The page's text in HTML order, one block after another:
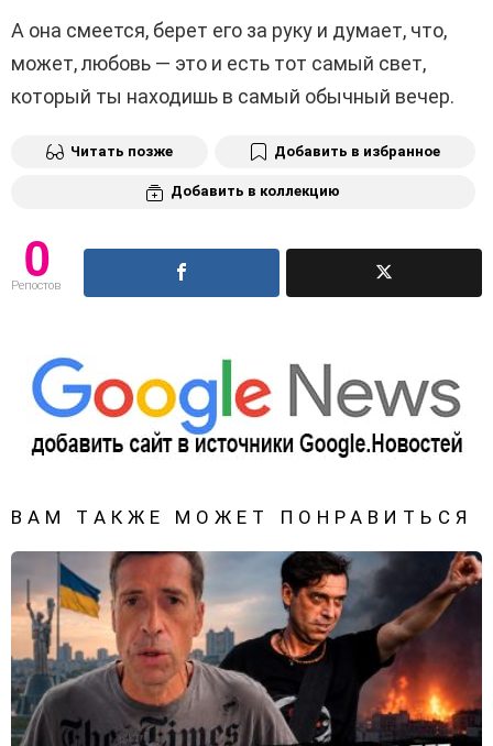
А она смеется, берет его за руку и думает, что,
может, любовь — это и есть тот самый свет,
который ты находишь в самый обычный вечер.
Читать позже Добавить в избранное
Добавить в коллекцию
0
Репостов
ВАМ ТАКЖЕ МОЖЕТ ПОНРАВИТЬСЯ